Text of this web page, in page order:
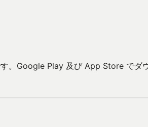
。Google Play 及び App Store でダ